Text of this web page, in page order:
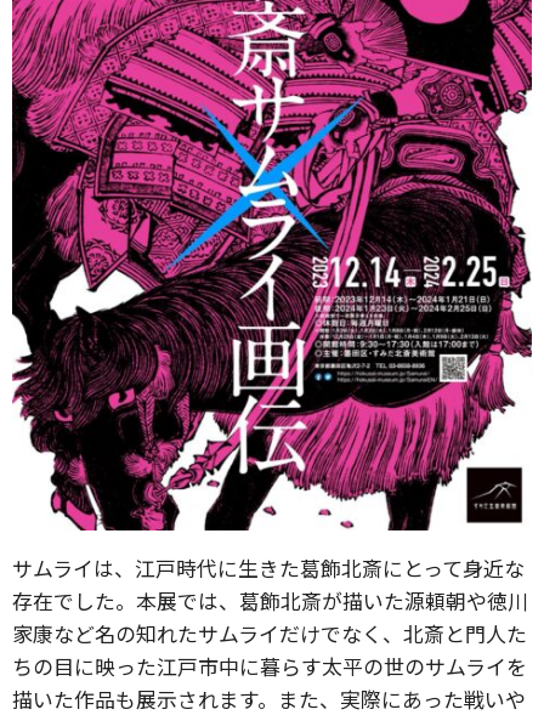
サムライは、江戸時代に生きた葛飾北斎にとって身近な
存在でした。本展では、葛飾北斎が描いた源頼朝や徳川
家康など名の知れたサムライだけでなく、北斎と門人た
ちの目に映った江戸市中に暮らす太平の世のサムライを
描いた作品も展示されます。また、実際にあった戦いや